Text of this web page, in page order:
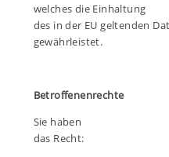
welches die Einhaltung
des in der EU geltenden
gewährleistet.
Betroffenenrechte
Sie haben
das Recht: